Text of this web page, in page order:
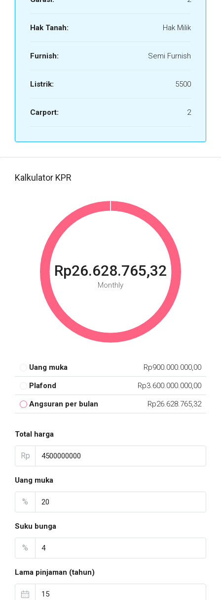
Hak Tanah: Hak Milik
Furnish: Semi Furnish
Listrik: 5500
Carport: 2
Kalkulator KPR
Rp26.628.765,32
Monthly
Uang muka Rp900.000.000,00
Plafond Rp3.600.000.000,00
Angsuran per bulan Rp26.628.765,32
Total harga
Rp
Uang muka
%
Suku bunga
%
Lama pinjaman (tahun)